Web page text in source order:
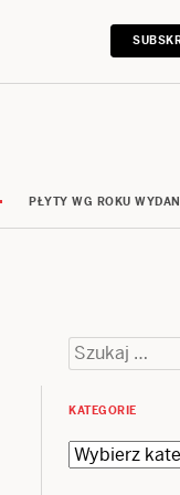
PŁYTY WG ROKU
Szukaj:
KATEGORIE
Kategorie